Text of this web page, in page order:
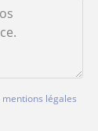
mentions légales